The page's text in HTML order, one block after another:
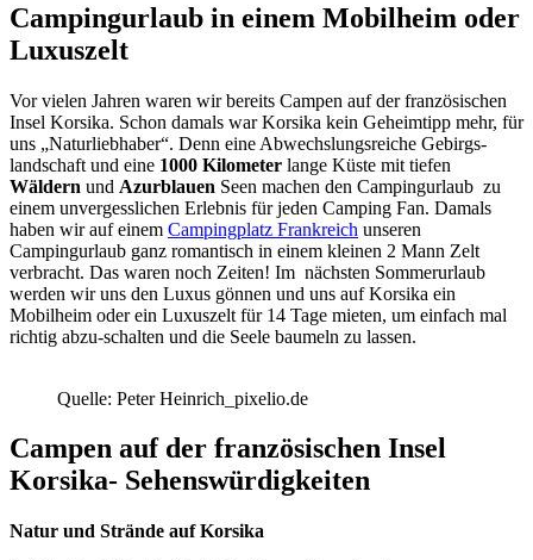
Campingurlaub in einem Mobilheim oder
Luxuszelt
Vor vielen Jahren waren wir bereits Campen auf der französischen
Insel Korsika. Schon damals war Korsika kein Geheimtipp mehr, für
uns „Naturliebhaber“. Denn eine Abwechslungsreiche Gebirgs-
landschaft und eine 1000 Kilometer lange Küste mit tiefen
Wäldern und Azurblauen Seen machen den Campingurlaub zu
einem unvergesslichen Erlebnis für jeden Camping Fan. Damals
haben wir auf einem Campingplatz Frankreich unseren
Campingurlaub ganz romantisch in einem kleinen 2 Mann Zelt
verbracht. Das waren noch Zeiten! Im nächsten Sommerurlaub
werden wir uns den Luxus gönnen und uns auf Korsika ein
Mobilheim oder ein Luxuszelt für 14 Tage mieten, um einfach mal
richtig abzu-schalten und die Seele baumeln zu lassen.
Quelle: Peter Heinrich_pixelio.de
Campen auf der französischen Insel
Korsika- Sehenswürdigkeiten
Natur und Strände auf Korsika